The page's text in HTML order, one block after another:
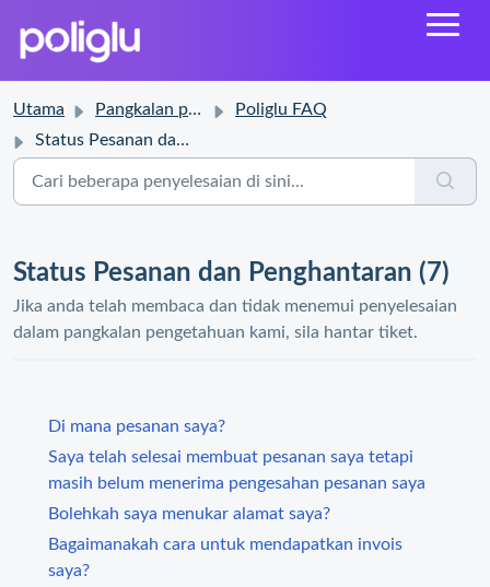
Utama Pangkalan pengetahuan
Poliglu FAQ
Status Pesanan dan Penghantaran
Status Pesanan dan Penghantaran (7)
Jika anda telah membaca dan tidak menemui penyelesaian
dalam pangkalan pengetahuan kami, sila hantar tiket.
Di mana pesanan saya?
Saya telah selesai membuat pesanan saya tetapi
masih belum menerima pengesahan pesanan saya
Bolehkah saya menukar alamat saya?
Bagaimanakah cara untuk mendapatkan invois
saya?